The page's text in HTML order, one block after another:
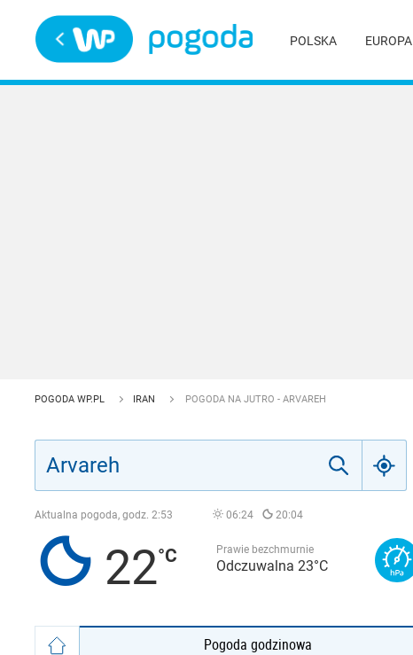
POLSKA EUROPA
POGODA WP.PL IRAN POGODA NA JUTRO - ARVAREH
Aktualna pogoda, godz. 2:53 06:24 20:04
22 Prawie bezchmurnie
Odczuwalna 23°C
Pogoda godzinowa